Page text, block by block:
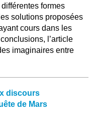
formes
solutions proposées
cours dans les
l’article
imaginaires entre
discours
de Mars